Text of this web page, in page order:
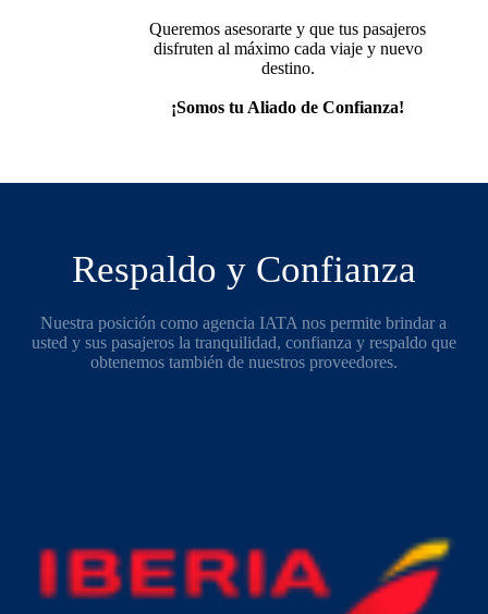
Queremos asesorarte y que tus pasajeros
disfruten al máximo cada viaje y nuevo
destino.
¡Somos tu Aliado de Confianza!
Respaldo y Confianza
Nuestra posición como agencia IATA nos permite brindar a
usted y sus pasajeros la tranquilidad, confianza y respaldo que
obtenemos también de nuestros proveedores.